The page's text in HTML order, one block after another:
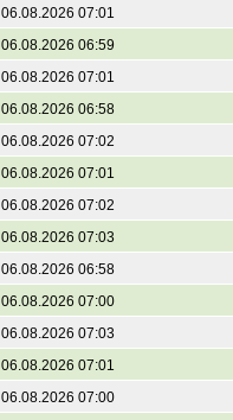
06.08.2026 07:01
06.08.2026 06:59
06.08.2026 07:01
06.08.2026 06:58
06.08.2026 07:02
06.08.2026 07:01
06.08.2026 07:02
06.08.2026 07:03
06.08.2026 06:58
06.08.2026 07:00
06.08.2026 07:03
06.08.2026 07:01
06.08.2026 07:00